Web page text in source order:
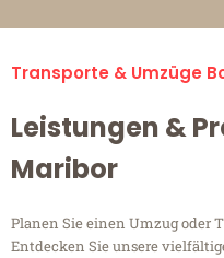
Transporte & Umzüge
Leistungen &
Maribor
Planen Sie einen Umzug oder
Entdecken Sie unsere